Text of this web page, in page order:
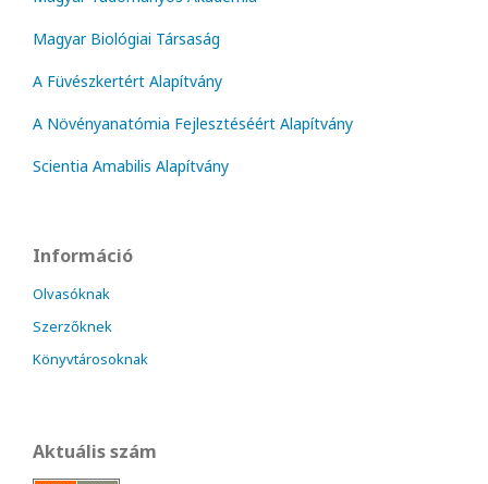
Magyar Biológiai Társaság
A Füvészkertért Alapítvány
A Növényanatómia Fejlesztéséért Alapítvány
Scientia Amabilis Alapítvány
Információ
Olvasóknak
Szerzőknek
Könyvtárosoknak
Aktuális szám